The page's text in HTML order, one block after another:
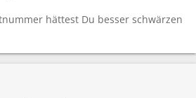
hättest Du besser schwärzen